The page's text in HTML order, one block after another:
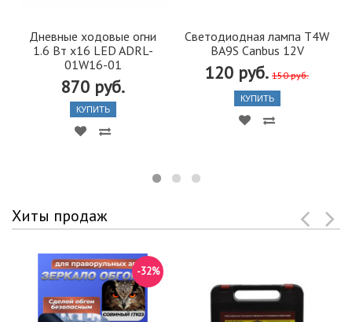
Дневные ходовые огни
1.6 Вт х16 LED ADRL-
01W16-01
870 руб.
КУПИТЬ
Светодиодная лампа T4W
BA9S Canbus 12V
120 руб. 150 руб.
КУПИТЬ
Хиты продаж
-32%